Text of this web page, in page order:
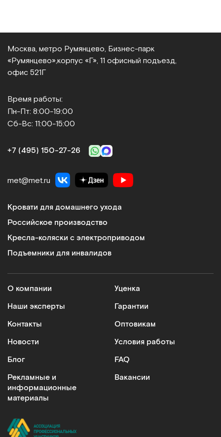
Москва, метро Румянцево, Бизнес‑парк
«Румянцево», корпус «Г», 11 офисный подъезд,
офис 521Г
Время работы:
Пн-Пт: 8:00-19:00
Сб-Вс: 11:00-15:00
+7 (495) 150‑27‑26
met@met.ru
Кровати для домашнего ухода
Российское производство
Кресла-коляски с электроприводом
Подъемники для инвалидов
О компании
Наши эксперты
Контакты
Новости
Блог
Рекламные и
информационные
материалы
Уценка
Гарантии
Оптовикам
Условия работы
FAQ
Вакансии